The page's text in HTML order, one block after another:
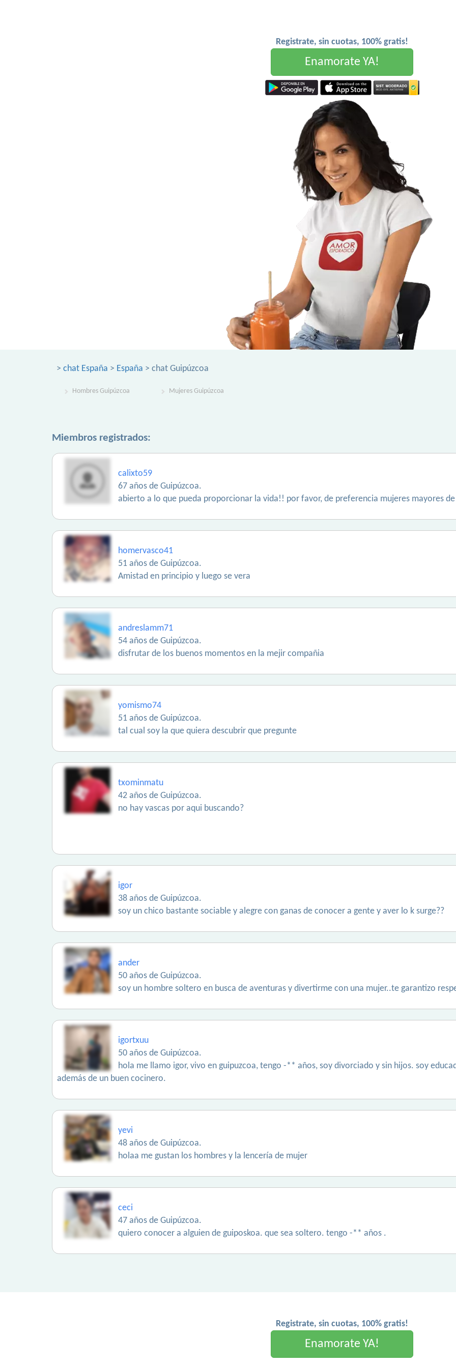
Registrate, sin cuotas, 100% gratis!
Enamorate YA!
> chat España > España > chat Guipúzcoa
Hombres Guipúzcoa Mujeres Guipúzcoa
Miembros registrados:
calixto59
67 años de Guipúzcoa.
abierto a lo que pueda proporcionar la vida!! por favor, de preferencia mujeres mayores
homervasco41
51 años de Guipúzcoa.
Amistad en principio y luego se vera
andreslamm71
54 años de Guipúzcoa.
disfrutar de los buenos momentos en la mejir compañia
yomismo74
51 años de Guipúzcoa.
tal cual soy la que quiera descubrir que pregunte
txominmatu
42 años de Guipúzcoa.
no hay vascas por aqui buscando?
igor
38 años de Guipúzcoa.
soy un chico bastante sociable y alegre con ganas de conocer a gente y aver lo k surge??
ander
50 años de Guipúzcoa.
soy un hombre soltero en busca de aventuras y divertirme con una mujer..te garantizo
igortxuu
50 años de Guipúzcoa.
hola me llamo igor, vivo en guipuzcoa, tengo -** años, soy divorciado y sin hijos. soy
además de un buen cocinero.
yevi
48 años de Guipúzcoa.
holaa me gustan los hombres y la lencería de mujer
ceci
47 años de Guipúzcoa.
quiero conocer a alguien de guiposkoa. que sea soltero. tengo -** años .
Registrate, sin cuotas, 100% gratis!
Enamorate YA!